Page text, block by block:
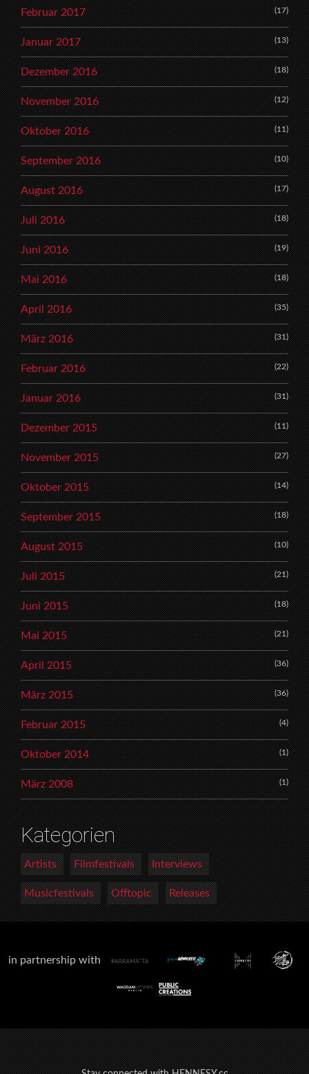
Februar 2017 (17)
Januar 2017 (13)
Dezember 2016 (18)
November 2016 (12)
Oktober 2016 (11)
September 2016 (10)
August 2016 (17)
Juli 2016 (18)
Juni 2016 (19)
Mai 2016 (18)
April 2016 (35)
März 2016 (31)
Februar 2016 (22)
Januar 2016 (31)
Dezember 2015 (11)
November 2015 (27)
Oktober 2015 (14)
September 2015 (18)
August 2015 (10)
Juli 2015 (21)
Juni 2015 (18)
Mai 2015 (21)
April 2015 (36)
März 2015 (36)
Februar 2015 (4)
Oktober 2014 (1)
März 2008 (1)
Kategorien
Artists Filmfestivals Interviews
Musicfestivals Offtopic Releases
in partnership with